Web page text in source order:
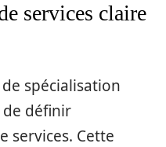
services claire
spécialisation
définir
services. Cette